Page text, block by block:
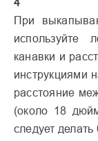
При
используйте
канавки и
инструкциями
расстояние
(около 18
следует делать